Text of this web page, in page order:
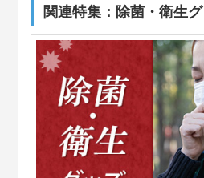
関連特集：除菌・衛生